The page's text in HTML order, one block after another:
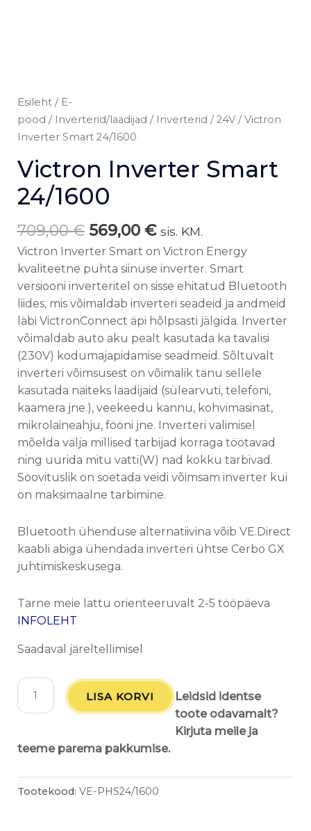
Esileht/ E-
pood / Inverterid/laadijad / Inverterid /24V/ Victron
Inverter Smart 24/1600
Victron Inverter Smart
24/1600
709,00€ 569,00 € sis. KM.
Victron Inverter Smart on Victron Energy
kvaliteetne puhta siinuse inverter. Smart
versiooni inverteritel on sisse ehitatud Bluetooth
liides, mis võimaldab inverteri seadeid ja andmeid
läbi VictronConnect äpi hõlpsasti jälgida. Inverter
võimaldab auto aku pealt kasutada ka tavalisi
(230V) kodumajapidamise seadmeid. Sõltuvalt
inverteri võimsusest on võimalik tänu sellele
kasutada näiteks laadijaid (sülearvuti, telefoni,
kaamera jne.), veekeedu kannu, kohvimasinat,
mikrolaineahju, fööni jne. Inverteri valimisel
mõelda välja millised tarbijad korraga töötavad
ning uurida mitu vatti(W) nad kokku tarbivad.
Soovituslik on soetada veidi võimsam inverter kui
on maksimaalne tarbimine.
Bluetooth ühenduse alternatiivina võib VE.Direct
kaabli abiga ühendada inverteri ühtse Cerbo GX
juhtimiskeskusega.
Tarne meie lattu orienteeruvalt 2-5 tööpäeva
INFOLEHT
Saadaval järeltellimisel
LISA KORVI
Leidsid identse
toote odavamalt?
Kirjuta meile ja
teeme parema pakkumise.
Tootekood: VE-PHS24/1600